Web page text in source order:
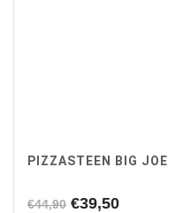
PIZZASTEEN BIG JOE
€44,90 Oorspronkelijke
€39,50Huidige